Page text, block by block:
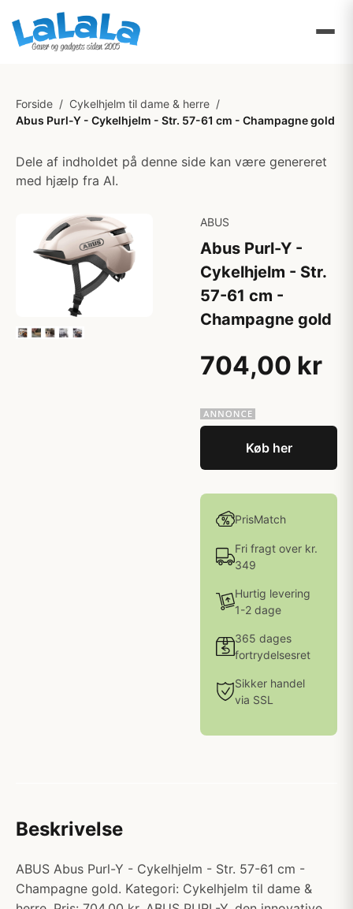
Forside / Cykelhjelm til dame & herre /
Abus Purl-Y - Cykelhjelm - Str. 57-61 cm - Champagne gold
Dele af indholdet på denne side kan være genereret
med hjælp fra AI.
ABUS
Abus Purl-Y -
Cykelhjelm - Str.
57-61 cm -
Champagne gold
704,00 kr
Køb her
PrisMatch
Fri fragt over kr.
349
Hurtig levering
1-2 dage
365 dages
fortrydelsesret
Sikker handel
via SSL
Beskrivelse
ABUS Abus Purl-Y - Cykelhjelm - Str. 57-61 cm -
Champagne gold. Kategori: Cykelhjelm til dame &